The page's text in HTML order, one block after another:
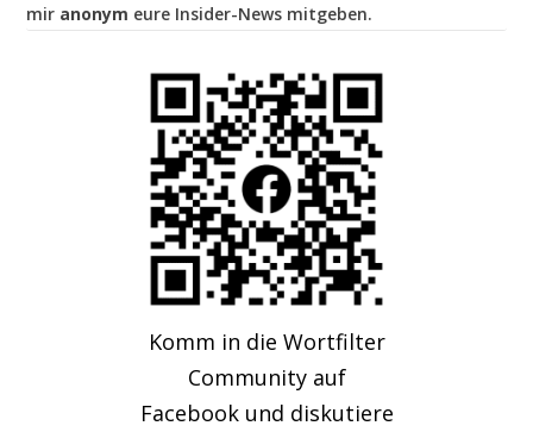
mir anonym eure Insider-News mitgeben.
Komm in die Wortfilter
Community auf
Facebook und diskutiere